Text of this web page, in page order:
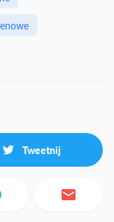
Tweetnij